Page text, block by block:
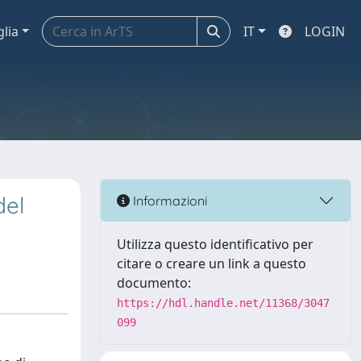
IT LOGIN
Informazioni
Utilizza questo identificativo per
citare o creare un link a questo
documento:
https://hdl.handle.net/11368/3047
099